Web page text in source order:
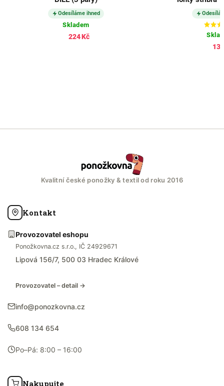
Odesíláme ihned
Skladem
224 Kč
Kvalitní české ponožky & textil od roku 2016
Kontakt
Provozovatel eshopu
Ponožkovna.cz s.r.o., IČ 24929671
Lipová 156/7, 500 03 Hradec Králové
Provozovatel – detail →
info@ponozkovna.cz
608 134 654
Po–Pá: 8:00 – 16:00
Nakupujte